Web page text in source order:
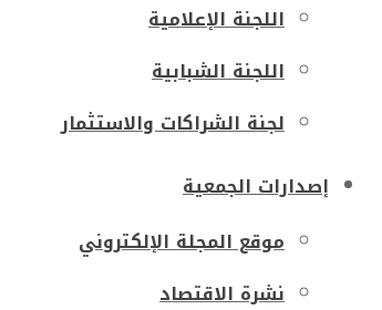
اللجنة الإعلامية
اللجنة الشبابية
لجنة الشراكات والاستثمار
إصدارات الجمعية
موقع المجلة الإلكتروني
نشرة الاقتصاد